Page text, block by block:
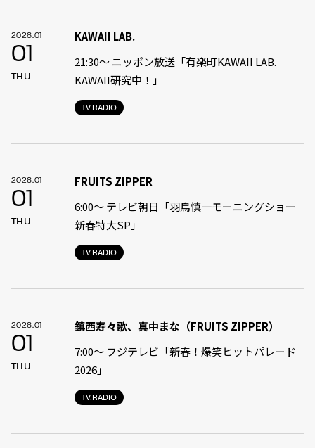
2026.01
01
THU
TV.RADIO
KAWAII LAB.
21:30〜 ニッポン放送「有楽町KAWAII LAB.
KAWAII研究中！」
2026.01
01
THU
TV.RADIO
FRUITS ZIPPER
6:00〜 テレビ朝日「羽鳥慎一モーニングショー
新春特大SP」
2026.01
01
THU
TV.RADIO
鎮西寿々歌、真中まな（FRUITS ZIPPER）
7:00〜 フジテレビ「新春！爆笑ヒットパレード
2026」